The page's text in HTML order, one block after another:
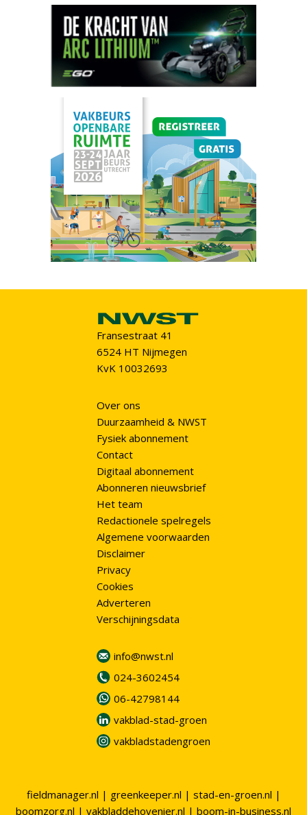
Fransestraat 41
6524 HT Nijmegen
KvK 10032693
Over ons
Duurzaamheid & NWST
Fysiek abonnement
Contact
Digitaal abonnement
Abonneren nieuwsbrief
Het team
Redactionele spelregels
Algemene voorwaarden
Disclaimer
Privacy
Cookies
Adverteren
Verschijningsdata
info@nwst.nl
024-3602454
06-42798144
vakblad-stad-groen
vakbladstadengroen
fieldmanager.nl | greenkeeper.nl | stad-en-groen.nl |
boomzorg.nl | vakbladdehovenier.nl | boom-in-business.nl